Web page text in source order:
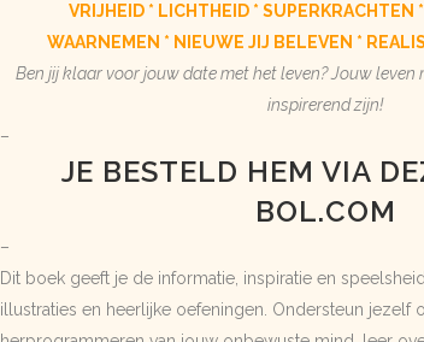
VRIJHEID * LICHTHEID * SUPERKRACHTEN
WAARNEMEN * NIEUWE JIJ BELEVEN *
Ben jij klaar voor jouw date met het leven? Jouw leven
inspirerend zijn!
–
JE BESTELD HEM VIA
BOL.COM
–
Dit boek geeft je de informatie, inspiratie en
illustraties en heerlijke oefeningen. Ondersteun jezelf